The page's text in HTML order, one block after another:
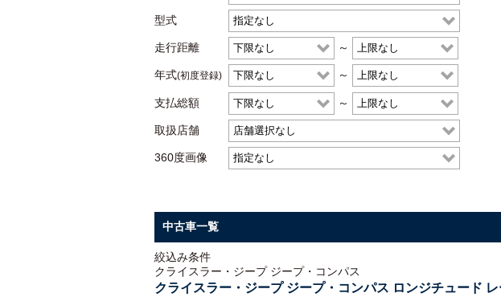
型式
走行距離 ～
年式(初度登録) ～
支払総額 ～
取扱店舗
360度画像
中古車一覧
絞込み条件
クライスラー・ジープ ジープ・コンパス
クライスラー・ジープ ジープ・コンパス ロンジチュー